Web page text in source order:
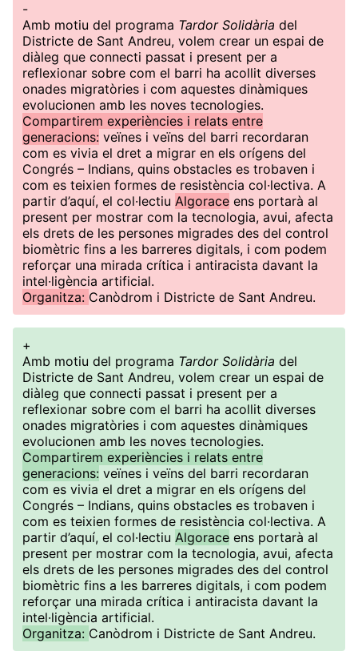
-
Amb motiu del programa Tardor Solidària del
Districte de Sant Andreu, volem crear un espai de
diàleg que connecti passat i present per a
reflexionar sobre com el barri ha acollit diverses
onades migratòries i com aquestes dinàmiques
evolucionen amb les noves tecnologies.
Compartirem experiències i relats entre
generacions: veïnes i veïns del barri recordaran
com es vivia el dret a migrar en els orígens del
Congrés – Indians, quins obstacles es trobaven i
com es teixien formes de resistència col·lectiva. A
partir d’aquí, el col·lectiu Algorace ens portarà al
present per mostrar com la tecnologia, avui, afecta
els drets de les persones migrades des del control
biomètric fins a les barreres digitals, i com podem
reforçar una mirada crítica i antiracista davant la
intel·ligència artificial.
Organitza: Canòdrom i Districte de Sant Andreu.
+
Amb motiu del programa Tardor Solidària del
Districte de Sant Andreu, volem crear un espai de
diàleg que connecti passat i present per a
reflexionar sobre com el barri ha acollit diverses
onades migratòries i com aquestes dinàmiques
evolucionen amb les noves tecnologies.
Compartirem experiències i relats entre
generacions: veïnes i veïns del barri recordaran
com es vivia el dret a migrar en els orígens del
Congrés – Indians, quins obstacles es trobaven i
com es teixien formes de resistència col·lectiva. A
partir d’aquí, el col·lectiu Algorace ens portarà al
present per mostrar com la tecnologia, avui, afecta
els drets de les persones migrades des del control
biomètric fins a les barreres digitals, i com podem
reforçar una mirada crítica i antiracista davant la
intel·ligència artificial.
Organitza: Canòdrom i Districte de Sant Andreu.